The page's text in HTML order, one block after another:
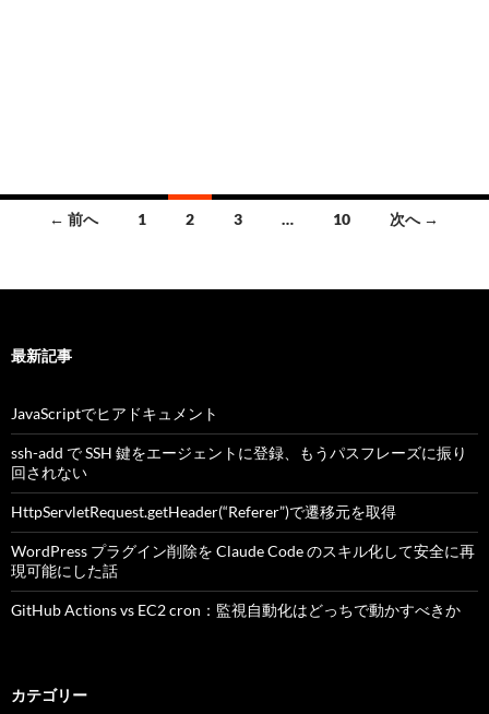
ナ
ゲ
ー
シ
ョ
ン
← 前へ 1 2 3 … 10 次へ →
最新記事
JavaScriptでヒアドキュメント
ssh-add で SSH 鍵をエージェントに登録、もうパスフレーズに振り
回されない
HttpServletRequest.getHeader(“Referer”)で遷移元を取得
WordPress プラグイン削除を Claude Code のスキル化して安全に再
現可能にした話
GitHub Actions vs EC2 cron：監視自動化はどっちで動かすべきか
カテゴリー